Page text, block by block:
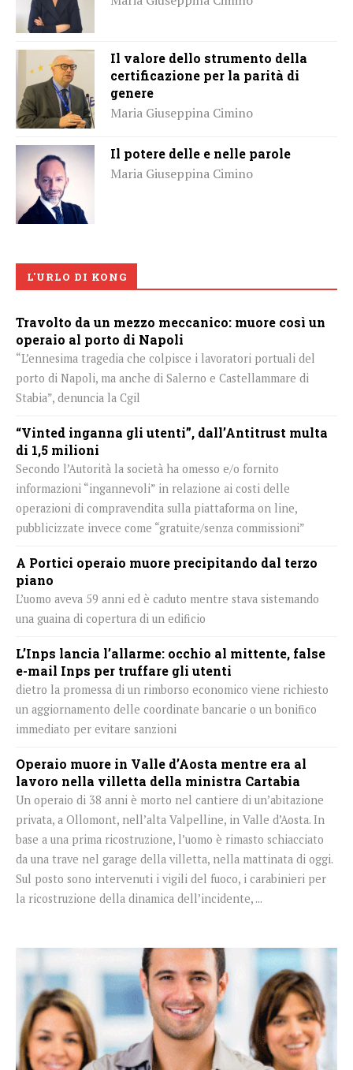
Il valore dello strumento della
certificazione per la parità di
genere
Maria Giuseppina Cimino
Il potere delle e nelle parole
Maria Giuseppina Cimino
L'URLO DI KONG
Travolto da un mezzo meccanico: muore così un
operaio al porto di Napoli
“L’ennesima tragedia che colpisce i lavoratori portuali del
porto di Napoli, ma anche di Salerno e Castellammare di
Stabia”, denuncia la Cgil
“Vinted inganna gli utenti”, dall’Antitrust multa
di 1,5 milioni
Secondo l’Autorità la società ha omesso e/o fornito
informazioni “ingannevoli” in relazione ai costi delle
operazioni di compravendita sulla piattaforma on line,
pubblicizzate invece come “gratuite/senza commissioni”
A Portici operaio muore precipitando dal terzo
piano
L’uomo aveva 59 anni ed è caduto mentre stava sistemando
una guaina di copertura di un edificio
L’Inps lancia l’allarme: occhio al mittente, false
e-mail Inps per truffare gli utenti
dietro la promessa di un rimborso economico viene richiesto
un aggiornamento delle coordinate bancarie o un bonifico
immediato per evitare sanzioni
Operaio muore in Valle d’Aosta mentre era al
lavoro nella villetta della ministra Cartabia
Un operaio di 38 anni è morto nel cantiere di un’abitazione
privata, a Ollomont, nell’alta Valpelline, in Valle d’Aosta. In
base a una prima ricostruzione, l’uomo è rimasto schiacciato
da una trave nel garage della villetta, nella mattinata di oggi.
Sul posto sono intervenuti i vigili del fuoco, i carabinieri per
la ricostruzione della dinamica dell’incidente, ...